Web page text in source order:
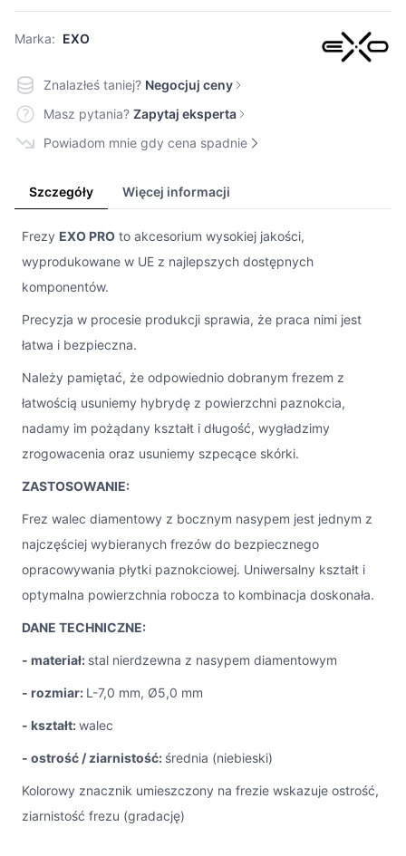
Marka: EXO
Znalazłeś taniej? Negocjuj ceny
Masz pytania? Zapytaj eksperta
Powiadom mnie gdy cena spadnie
Szczegóły Więcej informacji
Frezy EXO PRO to akcesorium wysokiej jakości,
wyprodukowane w UE z najlepszych dostępnych
komponentów.
Precyzja w procesie produkcji sprawia, że praca nimi jest
łatwa i bezpieczna.
Należy pamiętać, że odpowiednio dobranym frezem z
łatwością usuniemy hybrydę z powierzchni paznokcia,
nadamy im pożądany kształt i długość, wygładzimy
zrogowacenia oraz usuniemy szpecące skórki.
ZASTOSOWANIE:
Frez walec diamentowy z bocznym nasypem jest jednym z
najczęściej wybieranych frezów do bezpiecznego
opracowywania płytki paznokciowej. Uniwersalny kształt i
optymalna powierzchnia robocza to kombinacja doskonała.
DANE TECHNICZNE:
- materiał: stal nierdzewna z nasypem diamentowym
- rozmiar: L-7,0 mm, Ø5,0 mm
- kształt:walec
- ostrość / ziarnistość: średnia (niebieski)
Kolorowy znacznik umieszczony na frezie wskazuje ostrość,
ziarnistość frezu (gradację)